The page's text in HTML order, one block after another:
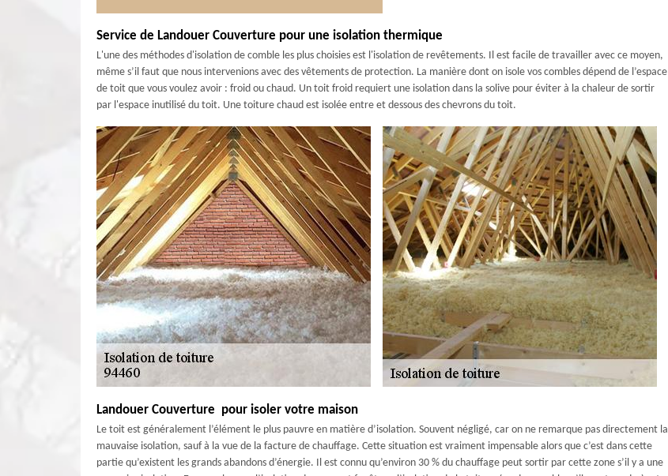
Service de Landouer Couverture pour une isolation thermique
L'une des méthodes d'isolation de comble les plus choisies est l'isolation de revêtements. Il est facile de travailler avec ce moyen,
même s’il faut que nous intervenions avec des vêtements de protection. La manière dont on isole vos combles dépend de l’espace
de toit que vous voulez avoir : froid ou chaud. Un toit froid requiert une isolation dans la solive pour éviter à la chaleur de sortir
par l'espace inutilisé du toit. Une toiture chaud est isolée entre et dessous des chevrons du toit.
Landouer Couverture pour isoler votre maison
Le toit est généralement l’élément le plus pauvre en matière d’isolation. Souvent négligé, car on ne remarque pas directement la
mauvaise isolation, sauf à la vue de la facture de chauffage. Cette situation est vraiment impensable alors que c’est dans cette
partie qu’existent les grands abandons d’énergie. Il est connu qu’environ 30 % du chauffage peut sortir par cette zone s’il y a une